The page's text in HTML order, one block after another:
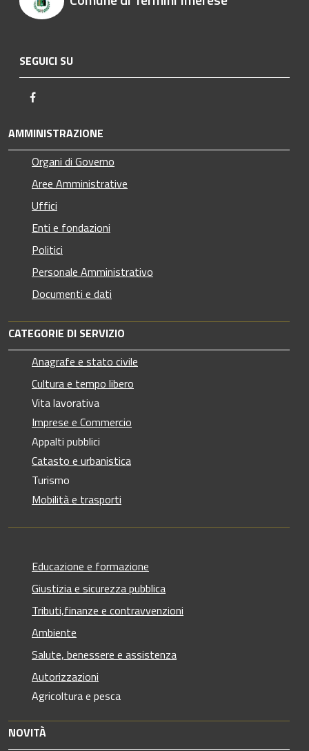
SEGUICI SU
AMMINISTRAZIONE
Organi di Governo
Aree Amministrative
Uffici
Enti e fondazioni
Politici
Personale Amministrativo
Documenti e dati
CATEGORIE DI SERVIZIO
Anagrafe e stato civile
Cultura e tempo libero
Vita lavorativa
Imprese e Commercio
Appalti pubblici
Catasto e urbanistica
Turismo
Mobilità e trasporti
Educazione e formazione
Giustizia e sicurezza pubblica
Tributi,finanze e contravvenzioni
Ambiente
Salute, benessere e assistenza
Autorizzazioni
Agricoltura e pesca
NOVITÀ